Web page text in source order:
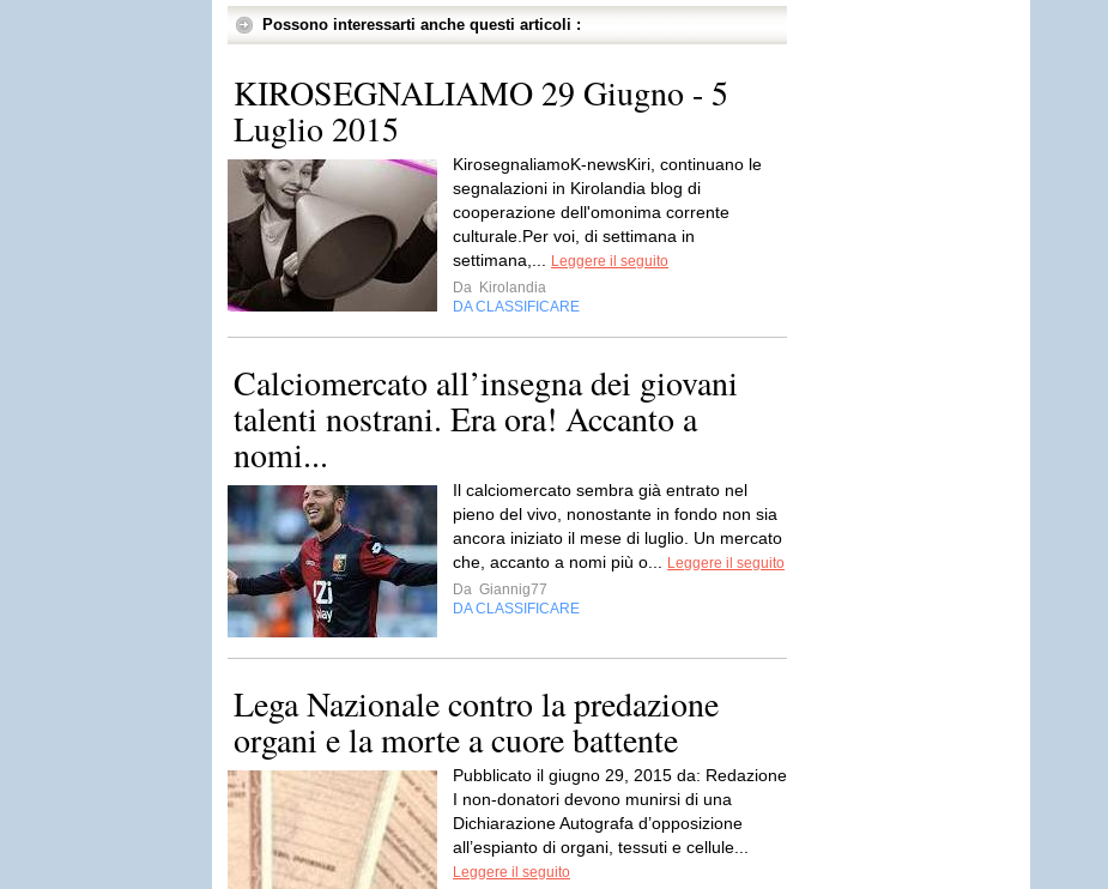
Possono interessarti anche questi articoli :
KIROSEGNALIAMO 29 Giugno - 5
Luglio 2015
KirosegnaliamoK-newsKiri, continuano le
segnalazioni in Kirolandia blog di
cooperazione dell'omonima corrente
culturale.Per voi, di settimana in
settimana,...
Leggere il seguito
Da Kirolandia
DA CLASSIFICARE
Calciomercato all’insegna dei giovani
talenti nostrani. Era ora! Accanto a
nomi...
Il calciomercato sembra già entrato nel
pieno del vivo, nonostante in fondo non sia
ancora iniziato il mese di luglio. Un mercato
che, accanto a nomi più o...
Leggere il seguito
Da Giannig77
DA CLASSIFICARE
Lega Nazionale contro la predazione
organi e la morte a cuore battente
Pubblicato il giugno 29, 2015 da: Redazione
I non-donatori devono munirsi di una
Dichiarazione Autografa d’opposizione
all’espianto di organi, tessuti e cellule...
Leggere il seguito